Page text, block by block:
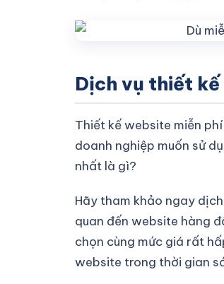
Dịch vụ thiết
Thiết kế website miễn
doanh nghiệp muốn sử
nhất là gì?
Hãy tham khảo ngay
quan đến website hàng
chọn cùng mức giá rất
website trong thời gian